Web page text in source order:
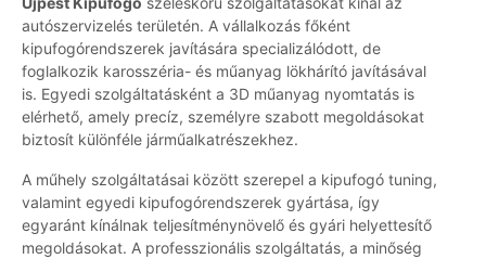
autószervizelés területén. A vállalkozás főként
kipufogórendszerek javítására specializálódott, de
foglalkozik karosszéria- és műanyag lökhárító javításával
is. Egyedi szolgáltatásként a 3D műanyag nyomtatás is
elérhető, amely precíz, személyre szabott megoldásokat
biztosít különféle járműalkatrészekhez.
A műhely szolgáltatásai között szerepel a kipufogó tuning,
valamint egyedi kipufogórendszerek gyártása, így
egyaránt kínálnak teljesítménynövelő és gyári helyettesítő
megoldásokat. A professzionális szolgáltatás, a minőség